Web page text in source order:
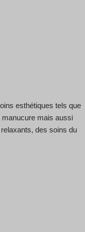
esthétiques tels que
manucure mais aussi
des soins du